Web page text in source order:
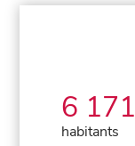
6 171
habitants